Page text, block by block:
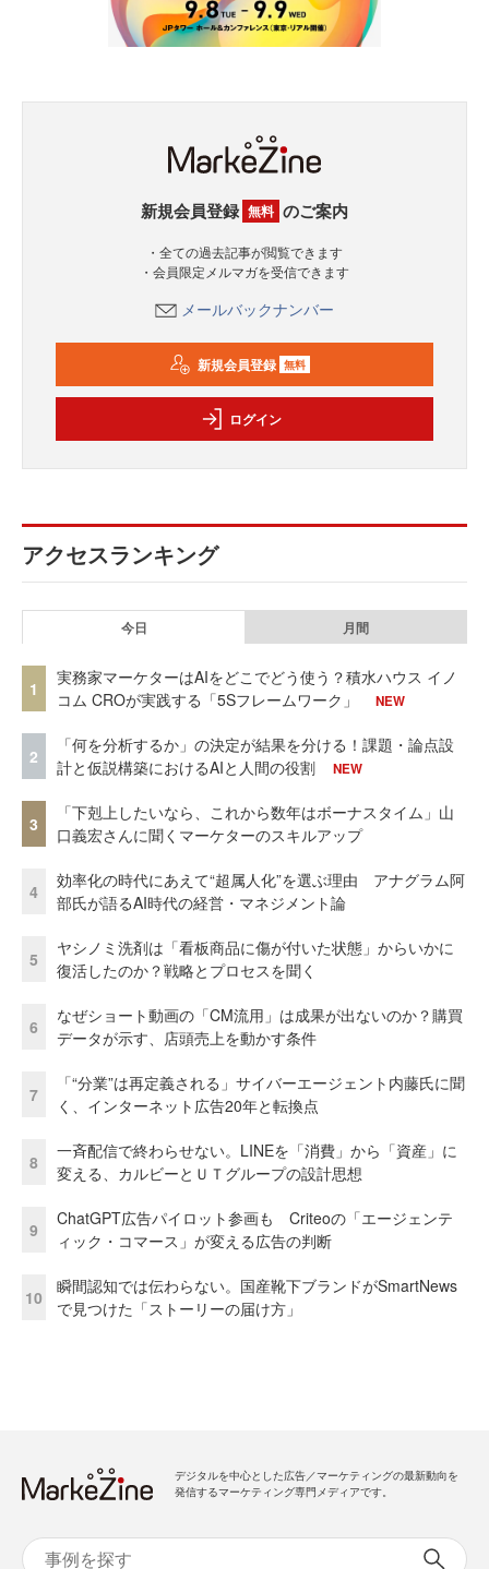
新規会員登録 無料 のご案内
・全ての過去記事が閲覧できます
・会員限定メルマガを受信できます
メールバックナンバー
新規会員登録 無料
ログイン
アクセスランキング
今日 月間
1
実務家マーケターはAIをどこでどう使う？積水ハウス イノ
コム CROが実践する「5Sフレームワーク」
NEW
2
「何を分析するか」の決定が結果を分ける！課題・論点設
計と仮説構築におけるAIと人間の役割
NEW
3
「下剋上したいなら、これから数年はボーナスタイム」山
口義宏さんに聞くマーケターのスキルアップ
4
効率化の時代にあえて“超属人化”を選ぶ理由 アナグラム阿
部氏が語るAI時代の経営・マネジメント論
5
ヤシノミ洗剤は「看板商品に傷が付いた状態」からいかに
復活したのか？戦略とプロセスを聞く
6
なぜショート動画の「CM流用」は成果が出ないのか？購買
データが示す、店頭売上を動かす条件
7
「“分業”は再定義される」サイバーエージェント内藤氏に聞
く、インターネット広告20年と転換点
8
一斉配信で終わらせない。LINEを「消費」から「資産」に
変える、カルビーとＵＴグループの設計思想
9
ChatGPT広告パイロット参画も Criteoの「エージェンテ
ィック・コマース」が変える広告の判断
10
瞬間認知では伝わらない。国産靴下ブランドがSmartNews
で見つけた「ストーリーの届け方」
デジタルを中心とした広告／マーケティングの最新動向を
発信するマーケティング専門メディアです。